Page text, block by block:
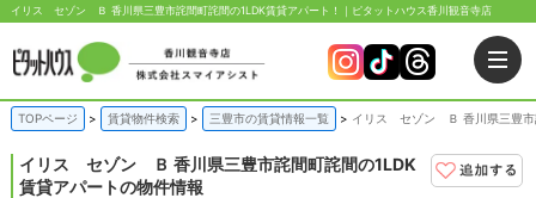
イリス セゾン Ｂ 香川県三豊市詫間町詫間の1LDK賃貸アパート！｜ピタットハウス香川観音寺店
TOPページ 賃貸物件検索 三豊市の賃貸情報一覧 イリス セゾン Ｂ 香川県三豊市
イリス セゾン Ｂ 香川県三豊市詫間町詫間の1LDK
賃貸アパートの物件情報